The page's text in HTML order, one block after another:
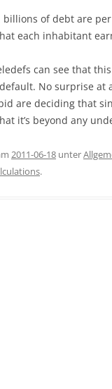
of debt are
each inhabitant
can see that
No surprise
are deciding that
it’s beyond any
2011-06-18 unter
.